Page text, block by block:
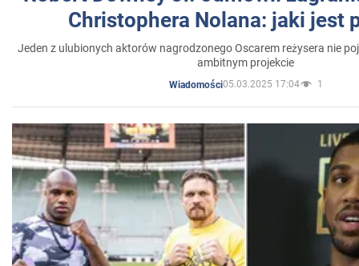
Christophera Nolana: jaki jest
Jeden z ulubionych aktorów nagrodzonego Oscarem reżysera nie
ambitnym projekcie
Wiadomości05.03.2025 17:04 1